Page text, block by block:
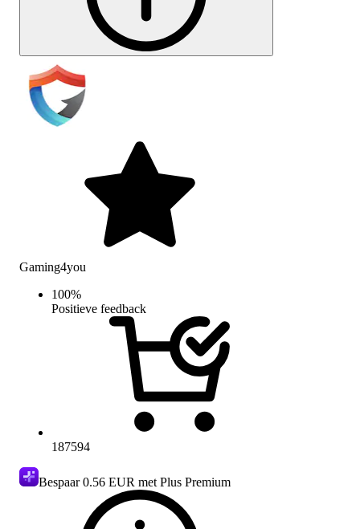
Gaming4you
100%
Positieve feedback
187594
Bespaar0.56 EUR met Plus Premium